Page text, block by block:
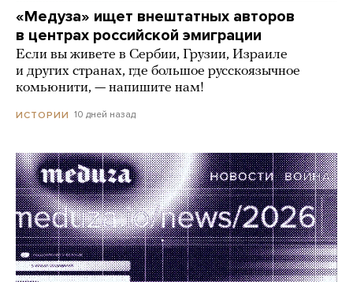
«Медуза» ищет внештатных авторов
в центрах российской эмиграции
Если вы живете в Сербии, Грузии, Израиле
и других странах, где большое русскоязычное
комьюнити, — напишите нам!
ИСТОРИИ 10 дней назад